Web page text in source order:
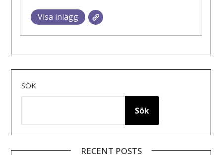
Visa inlägg
SÖK
Sök
RECENT POSTS